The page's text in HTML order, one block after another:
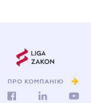
ПРО КОМПАНІЮ